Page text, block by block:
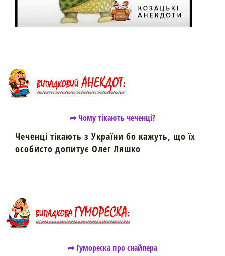
➦ Чому тікають чеченці?
Чеченці тікають з України бо кажуть, що їх
особисто допитує Олег Ляшко
➦ Гумореска про снайпера